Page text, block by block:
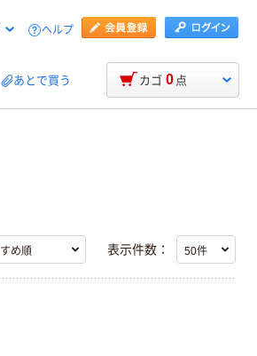
ヘルプ
あとで買う カゴ 0 点
表示件数：